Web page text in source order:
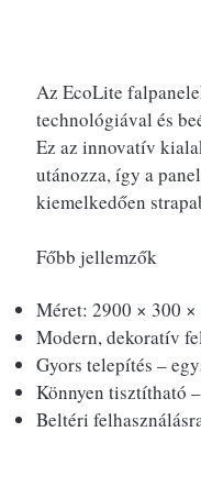
Az EcoLite
technológiával és
Ez az innovatív
utánozza, így a
kiemelkedően
Főbb jellemzők
Méret: 2900 × 300 ×
Modern, dekoratív
Gyors telepítés –
Könnyen tisztítható
Beltéri